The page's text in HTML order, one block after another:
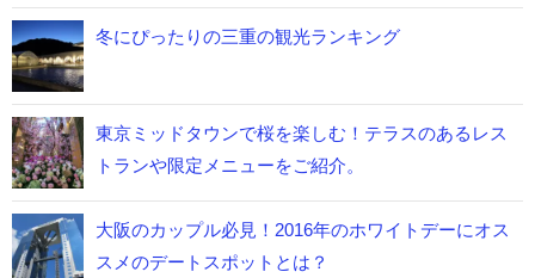
冬にぴったりの三重の観光ランキング
東京ミッドタウンで桜を楽しむ！テラスのあるレス
トランや限定メニューをご紹介。
大阪のカップル必見！2016年のホワイトデーにオス
スメのデートスポットとは？